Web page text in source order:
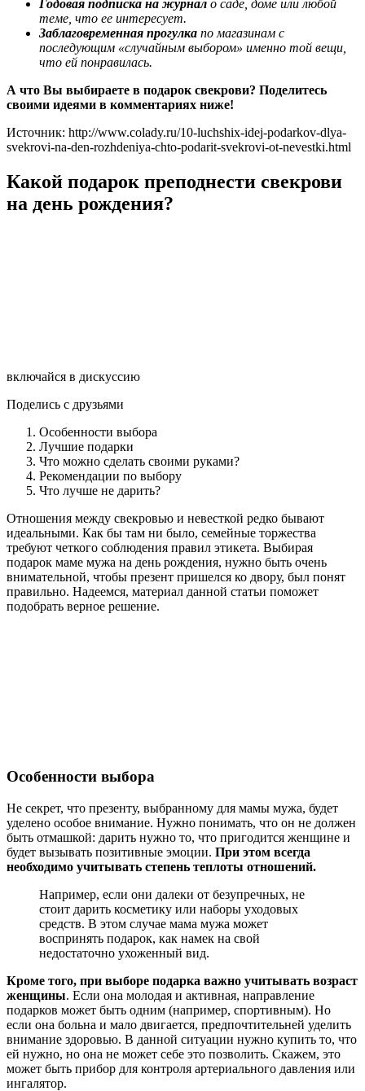
Годовая подписка на журнал о саде, доме или любой
теме, что ее интересует.
Заблаговременная прогулка по магазинам с
последующим «случайным выбором» именно той вещи,
что ей понравилась.
А что Вы выбираете в подарок свекрови? Поделитесь
своими идеями в комментариях ниже!
Источник: http://www.colady.ru/10-luchshix-idej-podarkov-dlya-
svekrovi-na-den-rozhdeniya-chto-podarit-svekrovi-ot-nevestki.html
Какой подарок преподнести свекрови
на день рождения?
включайся в дискуссию
Поделись с друзьями
Особенности выбора
Лучшие подарки
Что можно сделать своими руками?
Рекомендации по выбору
Что лучше не дарить?
Отношения между свекровью и невесткой редко бывают
идеальными. Как бы там ни было, семейные торжества
требуют четкого соблюдения правил этикета. Выбирая
подарок маме мужа на день рождения, нужно быть очень
внимательной, чтобы презент пришелся ко двору, был понят
правильно. Надеемся, материал данной статьи поможет
подобрать верное решение.
Особенности выбора
Не секрет, что презенту, выбранному для мамы мужа, будет
уделено особое внимание. Нужно понимать, что он не должен
быть отмашкой: дарить нужно то, что пригодится женщине и
будет вызывать позитивные эмоции. При этом всегда
необходимо учитывать степень теплоты отношений.
Например, если они далеки от безупречных, не
стоит дарить косметику или наборы уходовых
средств. В этом случае мама мужа может
воспринять подарок, как намек на свой
недостаточно ухоженный вид.
Кроме того, при выборе подарка важно учитывать возраст
женщины. Если она молодая и активная, направление
подарков может быть одним (например, спортивным). Но
если она больна и мало двигается, предпочтительней уделить
внимание здоровью. В данной ситуации нужно купить то, что
ей нужно, но она не может себе это позволить. Скажем, это
может быть прибор для контроля артериального давления или
ингалятор.